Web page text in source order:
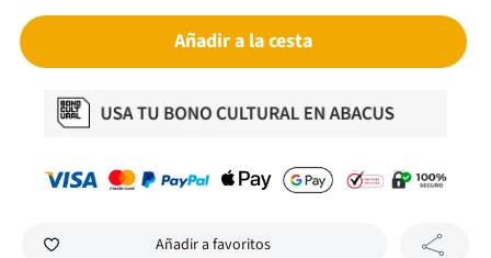
Añadir a la cesta
Añadir a favoritos